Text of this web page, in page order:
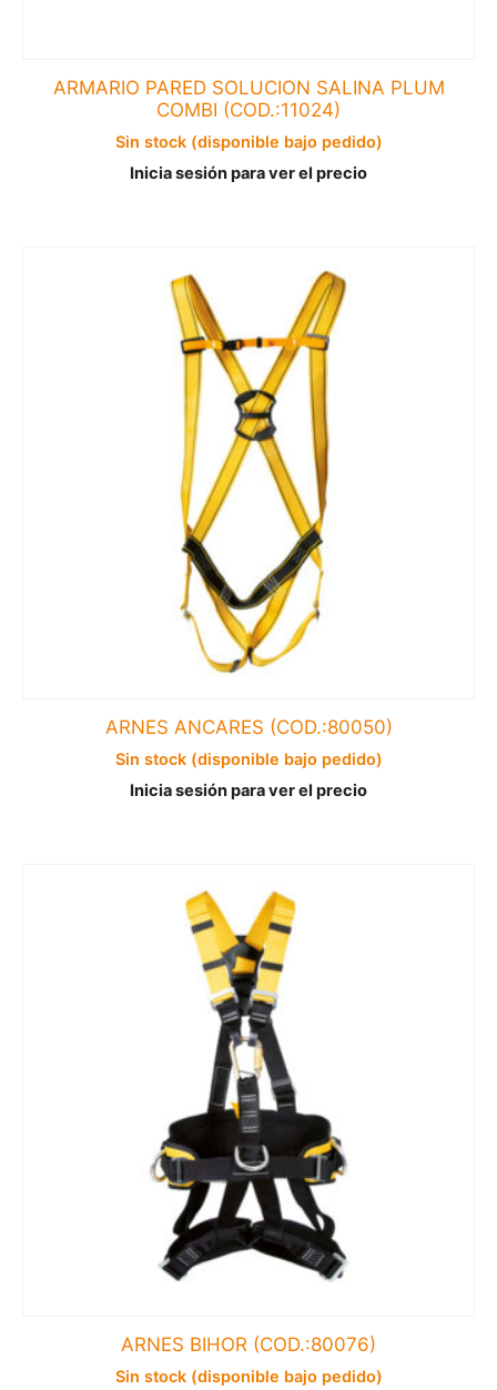
ARMARIO PARED SOLUCION SALINA PLUM
COMBI (COD.:11024)
Sin stock (disponible bajo pedido)
Inicia sesión para ver el precio
ARNES ANCARES (COD.:80050)
Sin stock (disponible bajo pedido)
Inicia sesión para ver el precio
ARNES BIHOR (COD.:80076)
Sin stock (disponible bajo pedido)